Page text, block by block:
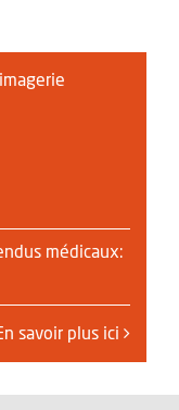
médicaux:
savoir plus ici